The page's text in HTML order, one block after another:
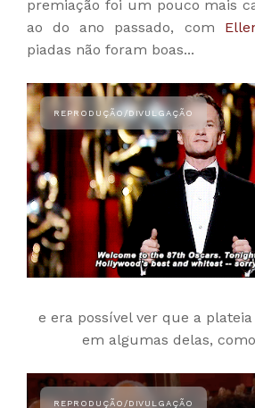
premiação foi um pouco mais
ao do ano passado, com
piadas não foram boas...
e era possível ver que a
em algumas delas,